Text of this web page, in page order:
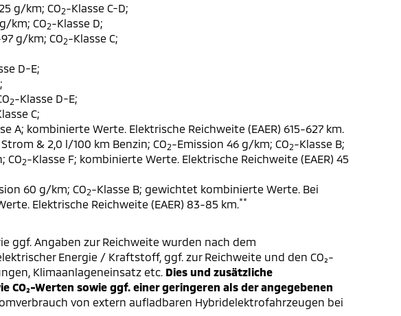
g/km; CO2-Klasse C-D;
km; CO2-Klasse D;
g/km; CO2-Klasse C;
D-E;
2-Klasse D-E;
C;
A; kombinierte Werte. Elektrische Reichweite (EAER) 615-627 km.
& 2,0 l/100 km Benzin; CO2-Emission 46 g/km; CO2-Klasse B;
CO2-Klasse F; kombinierte Werte. Elektrische Reichweite (EAER) 45
60 g/km; CO2-Klasse B; gewichtet kombinierte Werte. Bei
Elektrische Reichweite (EAER) 83-85 km. **
ggf. Angaben zur Reichweite wurden nach dem
Energie / Kraftstoff, ggf. zur Reichweite und den CO₂-
Klimaanlageneinsatz etc. Dies und zusätzliche
Werten sowie ggf. einer geringeren als der angegebenen
von extern aufladbaren Hybridelektrofahrzeugen bei